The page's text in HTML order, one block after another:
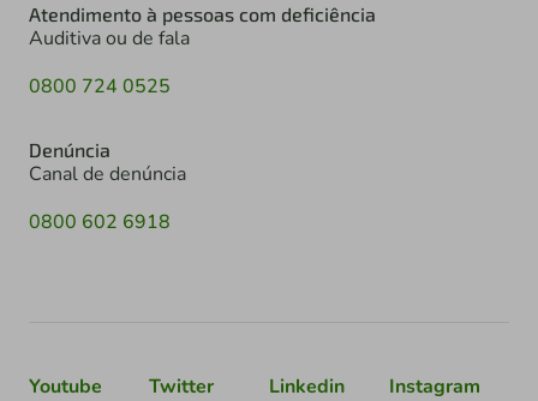
Atendimento à pessoas com deficiência
Auditiva ou de fala
0800 724 0525
Denúncia
Canal de denúncia
0800 602 6918
Youtube Twitter Linkedin Instagram